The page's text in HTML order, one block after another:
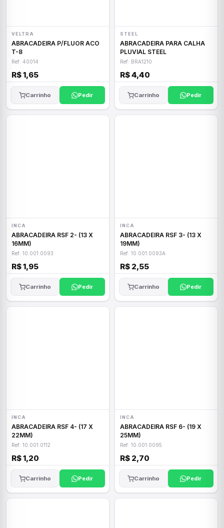
VELTRA
ABRACADEIRA P/FLUOR ACO
T-8
Ref: 40014
R$ 1,65
Carrinho Pedir
STEEL
ABRACADEIRA PARA CALHA
PLUVIAL STEEL
Ref: BRA1210
R$ 4,40
Carrinho Pedir
INCA
ABRACADEIRA RSF 2- (13 X
16MM)
Ref: 10.001.0093
R$ 1,95
Carrinho Pedir
INCA
ABRACADEIRA RSF 3- (13 X
19MM)
Ref: 10.001.0093A
R$ 2,55
Carrinho Pedir
INCA
ABRACADEIRA RSF 4- (17 X
22MM)
Ref: 10.001.0112
R$ 1,20
Carrinho Pedir
INCA
ABRACADEIRA RSF 6- (19 X
25MM)
Ref: 10.001.0095
R$ 2,70
Carrinho Pedir